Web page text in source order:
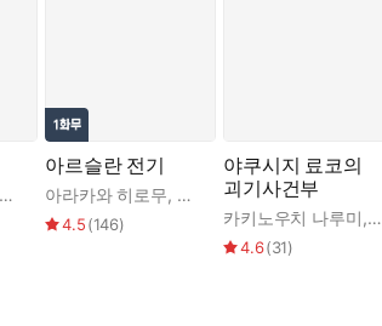
아르슬란 전기
아라카와 히로무, 아라카와 히로무,다나카
4.5(146)
야쿠시지 료코의
괴기사건부
카키노우치 나루미,
4.6(31)